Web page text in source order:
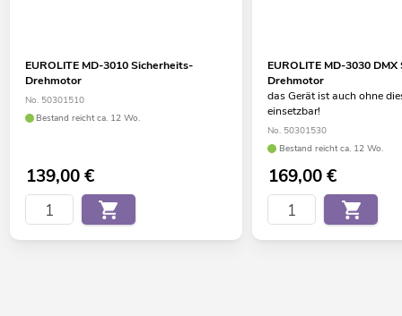
EUROLITE MD-3010 Sicherheits-
Drehmotor
No. 50301510
Bestand reicht ca. 12 Wo.
139,00€
EUROLITE MD-3030
Drehmotor
das Gerät ist auch ohne
einsetzbar!
No. 50301530
Bestand reicht ca. 12 Wo.
169,00€